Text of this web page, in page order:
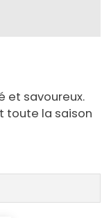
et savoureux.
toute la saison